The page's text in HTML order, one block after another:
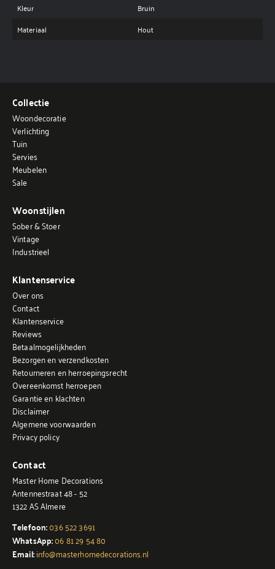
Kleur
Bruin
Materiaal
Hout
Collectie
Woondecoratie
Verlichting
Tuin
Servies
Meubelen
Sale
Woonstijlen
Sober & Stoer
Vintage
Industrieel
Klantenservice
Over ons
Contact
Klantenservice
Reviews
Betaalmogelijkheden
Bezorgen en verzendkosten
Retourneren en herroepingsrecht
Overeenkomst herroepen
Garantie en klachten
Disclaimer
Algemene voorwaarden
Privacy policy
Contact
Master Home Decorations
Antennestraat 48 - 52
1322 AS Almere
Telefoon:036 522 3691
WhatsApp:06 81 29 54 80
Email:info@masterhomedecorations.nl